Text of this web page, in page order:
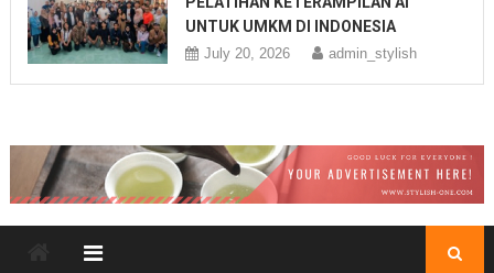
UNTUK UMKM DI INDONESIA
July 20, 2026 admin_stylish